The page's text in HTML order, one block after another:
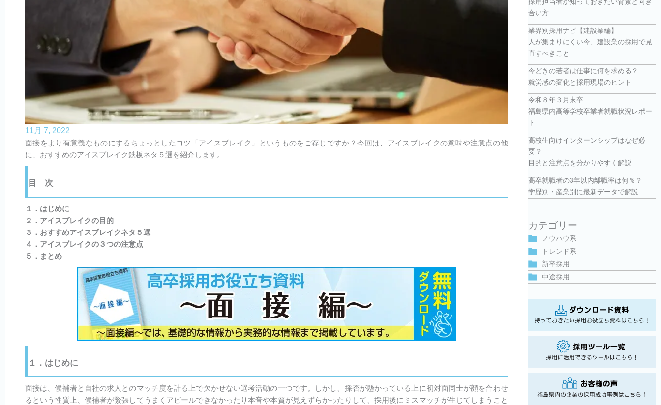
11月 7, 2022
面接をより有意義なものにするちょっとしたコツ「アイスブレイク」というものをご存じですか？今回は、アイスブレイクの意味や注意点の他
に、おすすめのアイスブレイク鉄板ネタ５選を紹介します。
目 次​
１．はじめに
２．アイスブレイクの目的
３．おすすめアイスブレイクネタ５選
４．アイスブレイクの３つの注意点
５．まとめ
１．はじめに
面接は、候補者と自社の求人とのマッチ度を計る上で欠かせない選考活動の一つです。しかし、採否が懸かっている上に初対面同士が顔を合わせ
るという性質上、候補者が緊張してうまくアピールできなかったり本音や本質が見えずらかったりして、採用後にミスマッチが生じてしまうこと
採用担当者が知っておきたい背景と向き
合い方
業界別採用ナビ【建設業編】
人が集まりにくい今、建設業の採用で見
直すべきこと
今どきの若者は仕事に何を求める？
就労感の変化と採用現場のヒント
令和８年３月末卒
福島県内高等学校卒業者就職状況レポー
ト
高校生向けインターンシップはなぜ必
要？
目的と注意点を分かりやすく解説
高卒就職者の3年以内離職率は何％？
学歴別・産業別に最新データで解説
カテゴリー
ノウハウ系
トレンド系
新卒採用
中途採用